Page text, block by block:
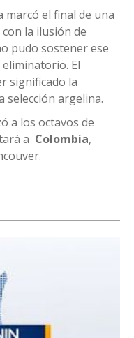
marcó el final de una
la ilusión de
pudo sostener ese
El
significado la
selección argelina.
a los octavos de
a Colombia,